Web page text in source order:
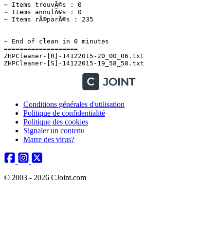
Conditions générales d'utilisation
Politique de confidentialité
Politique des cookies
Signaler un contenu
Marre des virus?
© 2003 - 2026 CJoint.com